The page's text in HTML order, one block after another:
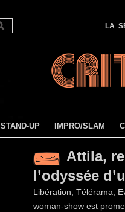
LA
STAND-UP IMPRO/SLAM
Attila,
l’odyssée
Libération, Télérama,
woman-show est